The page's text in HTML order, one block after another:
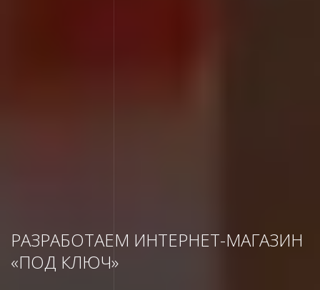
РАЗРАБОТАЕМ ИНТЕРНЕТ-МАГАЗИН
«ПОД КЛЮЧ»